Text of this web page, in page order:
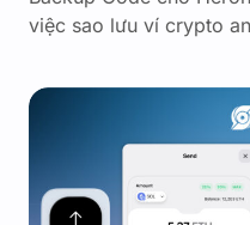
việc sao lưu ví crypto